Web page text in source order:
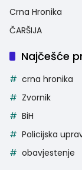
Crna Hronika
ČARŠIJA
Najčešće
crna hronika
Zvornik
BiH
Policijska
obavjestenje